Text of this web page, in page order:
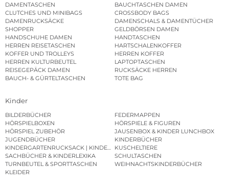
DAMENTASCHEN
BAUCHTASCHEN DAMEN
CLUTCHES UND MINIBAGS
CROSSBODY BAGS
DAMENRUCKSÄCKE
DAMENSCHALS & DAMENTÜCHER
SHOPPER
GELDBÖRSEN DAMEN
HANDSCHUHE DAMEN
HANDTASCHEN
HERREN REISETASCHEN
HARTSCHALENKOFFER
KOFFER UND TROLLEYS
HERREN KOFFER
HERREN KULTURBEUTEL
LAPTOPTASCHEN
REISEGEPÄCK DAMEN
RUCKSÄCKE HERREN
BAUCH- & GÜRTELTASCHEN
TOTE BAG
Kinder
BILDERBÜCHER
FEDERMAPPEN
HÖRSPIELBOXEN
HÖRSPIELE & FIGUREN
HÖRSPIEL ZUBEHÖR
JAUSENBOX & KINDER LUNCHBOX
JUGENDBÜCHER
KINDERBÜCHER
KINDERGARTENRUCKSACK | KINDERGARTENBEUTEL
KUSCHELTIERE
SACHBÜCHER & KINDERLEXIKA
SCHULTASCHEN
TURNBEUTEL & SPORTTASCHEN
WEIHNACHTSKINDERBÜCHER
KLEIDER